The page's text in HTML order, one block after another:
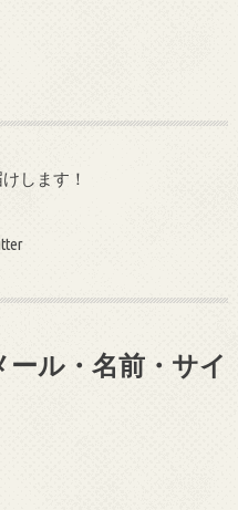
します！
ル・名前・サイ